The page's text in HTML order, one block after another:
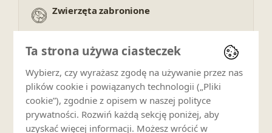
Zwierzęta zabronione
Wellness i rekreacja
Sauna
Basen
Ta strona używa ciasteczek
Wybierz, czy wyrażasz zgodę na używanie przez nas
plików cookie i powiązanych technologii („Pliki
cookie”), zgodnie z opisem w naszej polityce
prywatności. Rozwiń każdą sekcję poniżej, aby
uzyskać więcej informacji. Możesz wrócić w